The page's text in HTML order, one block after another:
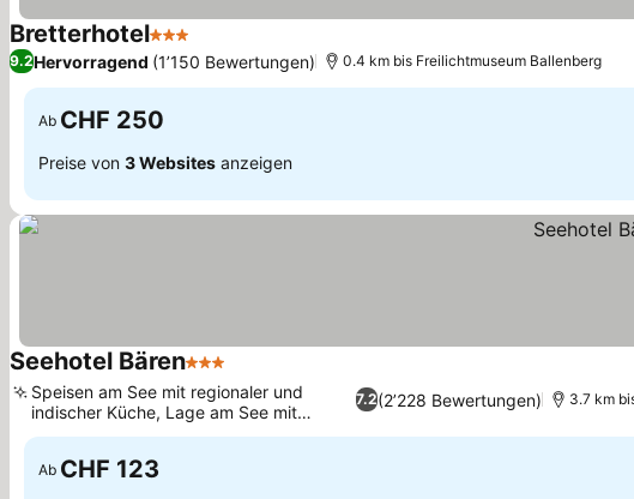
Bretterhotel3 Sterne
9.2Hervorragend (1’150 Bewertungen) 0.4 km bis Freilichtmuseum Ballenberg
Ab CHF 250
Preise von 3 Websites anzeigen
Seehotel Bären3 Sterne
7.2(2’228 Bewertungen)
Speisen am See mit regionaler und
indischer Küche, Lage am See mit
Bergblick
3.7 km
Ab CHF 123